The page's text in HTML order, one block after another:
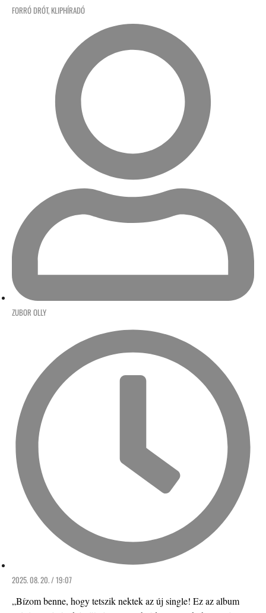
FORRÓ DRÓT, KLIPHÍRADÓ
ZUBOR OLLY
2025. 08. 20. / 19:07
„Bízom benne, hogy tetszik nektek az új single! Ez az album